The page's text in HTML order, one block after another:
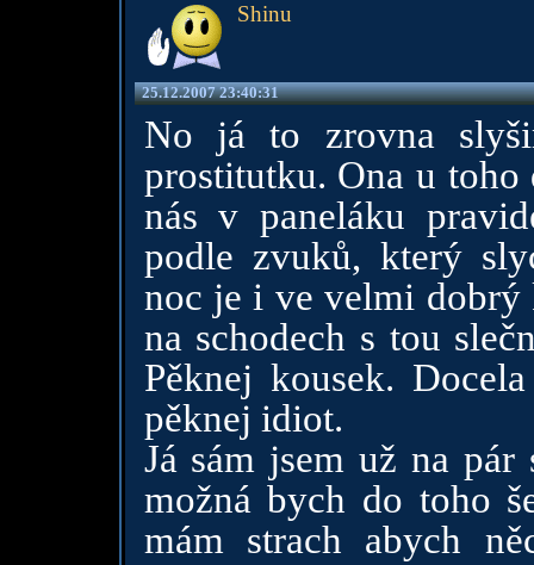
Shinu
25.12.2007 23:40:31
No já to zrovna
prostitutku. Ona u
nás v paneláku
podle zvuků, který
noc je i ve velmi dobrý
na schodech s tou
Pěknej kousek.
pěknej idiot.
Já sám jsem už na
možná bych do toho
mám strach abych